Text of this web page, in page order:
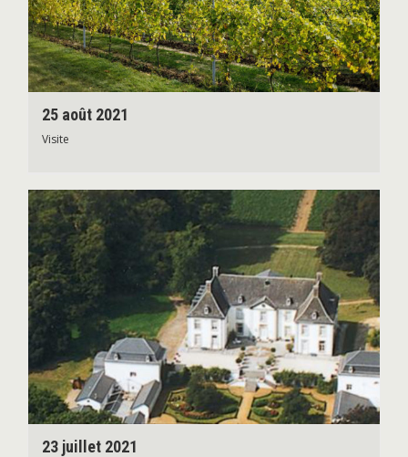
25 août 2021
Visite
23 juillet 2021